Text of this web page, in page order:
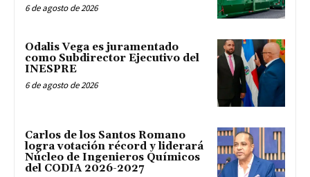
6 de agosto de 2026
Odalis Vega es juramentado
como Subdirector Ejecutivo del
INESPRE
6 de agosto de 2026
Carlos de los Santos Romano
logra votación récord y liderará
Núcleo de Ingenieros Químicos
del CODIA 2026-2027